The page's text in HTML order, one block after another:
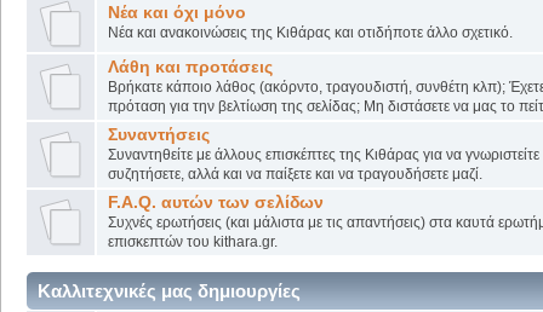
Νέα και όχι μόνο
Νέα και ανακοινώσεις της Κιθάρας και οτιδήποτε άλλο σχετικό.
Λάθη και προτάσεις
Βρήκατε κάποιο λάθος (ακόρντο, τραγουδιστή, συνθέτη κλπ);
πρόταση για την βελτίωση της σελίδας; Μη διστάσετε να μας το
Συναντήσεις
Συναντηθείτε με άλλους επισκέπτες της Κιθάρας για να
συζητήσετε, αλλά και να παίξετε και να τραγουδήσετε μαζί.
F.A.Q. αυτών των σελίδων
Συχνές ερωτήσεις (και μάλιστα με τις απαντήσεις) στα καυτά
επισκεπτών του kithara.gr.
Καλλιτεχνικές μας δημιουργίες